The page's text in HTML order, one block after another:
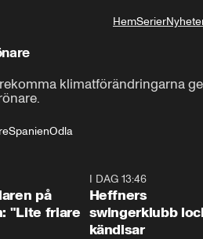
HemSerier
klimatförändringarna
SpanienOdla
på
"Lite friare
I DAG 13:46
Heffners
swingerklubb
kändisar